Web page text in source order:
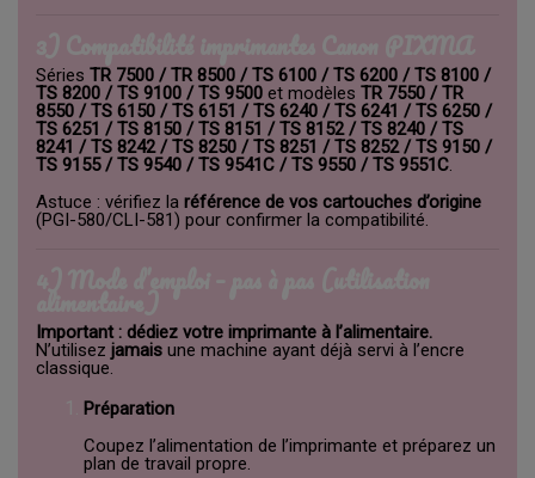
Séries TR 7500 / TR 8500 / TS 6100 / TS 6200 / TS 8100 /
TS 8200 / TS 9100 / TS 9500 et modèles TR 7550 / TR
8550 / TS 6150 / TS 6151 / TS 6240 / TS 6241 / TS 6250 /
TS 6251 / TS 8150 / TS 8151 / TS 8152 / TS 8240 / TS
8241 / TS 8242 / TS 8250 / TS 8251 / TS 8252 / TS 9150 /
TS 9155 / TS 9540 / TS 9541C / TS 9550 / TS 9551C.
Astuce : vérifiez la référence de vos cartouches d’origine
(PGI-580/CLI-581) pour confirmer la compatibilité.
Important : dédiez votre imprimante à l’alimentaire.
N’utilisez jamais une machine ayant déjà servi à l’encre
classique.
Préparation
Coupez l’alimentation de l’imprimante et préparez un
plan de travail propre.